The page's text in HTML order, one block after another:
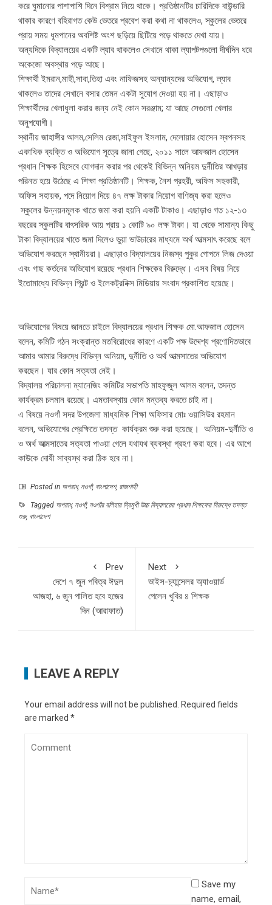
করে ঘুমানোর পাশাপাশি দিনে বিশ্রাম নিয়ে থাকে। প্রতিষ্ঠানটির চারিদিকে বাউন্ডারি
থাকার কারণে বহিরাগত কেউ ভেতরে প্রবেশ করা কথা না থাকলেও, স্কুলের ভেতরে
প্রায় সময় ধূমপানের অবশিষ্ট অংশ ছড়িয়ে ছিটিয়ে পড়ে থাকতে দেখা যায়।
অন্যদিকে বিদ্যালয়ের একটি ল্যাব থাকলেও সেখানে থাকা ল্যাপটপগুলো দীর্ঘদিন ধরে
অকেজো অবস্থায় পড়ে আছে।
শিক্ষার্থী ইমরান,মাহী,সাবা,তিহা এবং নাফিজসহ অন্যান্যদের অভিযোগ, ল্যাব
থাকলেও তাদের সেখানে বসার তেমন একটা সুযোগ দেওয়া হয় না। এছাড়াও
শিক্ষার্থীদের খেলাধুলা করার জন্য নেই কোন সরঞ্জাম; যা আছে সেগুলো খেলার
অনুপযোগী।
স্থানীয় জাহাঙ্গীর আলম,সেলিম রেজা,সাইফুল ইসলাম, দেলোয়ার হোসেন স্বপনসহ
একাধিক ব্যক্তি ও অভিযোগ সূত্রে জানা গেছে, ২০১১ সালে আফজাল হোসেন
প্রধান শিক্ষক হিসেবে যোগদান করার পর থেকেই বিভিন্ন অনিয়ম দুর্নীতির আখড়ায়
পরিনত হয়ে উঠেছে এ শিক্ষা প্রতিষ্ঠানটি। শিক্ষক, নৈশ প্রহরী, অফিস সহকারী,
অফিস সহায়ক, পদে নিয়োগ দিয়ে ৪৭ লক্ষ টাকার নিয়োগ বাণিজ্য করা হলেও
স্কুলের উন্নয়নমূলক খাতে জমা করা হয়নি একটি টাকাও। এছাড়াও গত ১২-১৩
বছরের স্কুলটির বাৎসরিক আয় প্রায় ১ কোটি ৯০ লক্ষ টাকা। যা থেকে সামান্য কিছু
টাকা বিদ্যালয়ের খাতে জমা দিলেও ভুয়া ভাউচারের মাধ্যমে অর্থ আত্মসাৎ করেছে বলে
অভিযোগ করছেন স্থানীয়রা। এছাড়াও বিদ্যালয়ের নিজস্ব পুকুর গোপনে লিজ দেওয়া
এবং গাছ কর্তনের অভিযোগ রয়েছে প্রধান শিক্ষকের বিরুদ্ধে। এসব বিষয় নিয়ে
ইতোমাধ্যে বিভিন্ন প্রিন্ট ও ইলেকট্রনিক্স মিডিয়ায় সংবাদ প্রকাশিত হয়েছে।
অভিযোগের বিষয়ে জানতে চাইলে বিদ্যালয়ের প্রধান শিক্ষক মো.আফজাল হোসেন
বলেন, কমিটি গঠন সংক্রান্ত মতবিরোধের কারণে একটি পক্ষ উদ্দেশ্য প্রণোদিতভাবে
আমার আমার বিরুদ্ধে বিভিন্ন অনিয়ম, দুর্নীতি ও অর্থ আত্মসাতের অভিযোগ
করছেন। যার কোন সত্যতা নেই।
বিদ্যালয় পরিচালনা ম্যানেজিং কমিটির সভাপতি মাহফুজুল আলম বলেন, তদন্ত
কার্যক্রম চলমান রয়েছে। এমতাবস্থায় কোন মন্তব্য করতে চাই না।
এ বিষয়ে নওগাঁ সদর উপজেলা মাধ্যমিক শিক্ষা অফিসার মোঃ ওয়াসিউর রহমান
বলেন, অভিযোগের প্রেক্ষিতে তদন্ত কার্যক্রম শুরু করা হয়েছে। অনিয়ম-দুর্নীতি ও
ও অর্থ আত্মসাতের সত্যতা পাওয়া গেলে যথাযথ ব্যবস্থা গ্রহণ করা হবে। এর আগে
কাউকে দোষী সাব্যস্থ করা ঠিক হবে না।
Posted in অপরাধ, নওগাঁ, বাংলাদেশ, রাজশাহী
Tagged অপরাধ, নওগাঁ, নওগাঁর বলিহার দ্বিমুখী উচ্চ বিদ্যালয়ের প্রধান শিক্ষকের বিরুদ্ধে তদন্ত
শুরু, বাংলাদেশ
Prev
দেশে ৭ জুন পবিত্র ঈদুল
আজহা, ৬ জুন পালিত হবে হজের
দিন (আরাফাত)
Next
ভাইস-চ্যান্সেলর অ্যাওয়ার্ড
পেলেন খুবির ৪ শিক্ষক
LEAVE A REPLY
Your email address will not be published.
Required fields
are marked *
Save my
name, email,